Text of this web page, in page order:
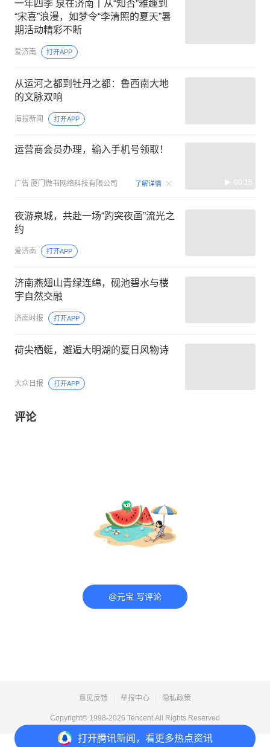
打开腾讯新闻，看更多热点资讯
一年四季 泉在济南丨从“知否”雅趣到
“宋喜”浪漫，如梦令“李清照的夏天”暑
期活动精彩不断
爱济南 打开APP
从运河之都到牡丹之都：鲁西南大地
的文脉双响
海报新闻 打开APP
运营商会员办理，输入手机号领取！
广告 厦门微书网络科技有限公司 了解详情 00:15
夜游泉城，共赴一场“趵突夜画”流光之
约
爱济南 打开APP
济南燕翅山青绿连绵，砚池碧水与楼
宇自然交融
济南时报 打开APP
荷尖栖蜓，邂逅大明湖的夏日风物诗
大众日报 打开APP
评论
@元宝 写评论
意见反馈 举报中心 隐私政策
Copyright© 1998-2026 Tencent.All Rights Reserved